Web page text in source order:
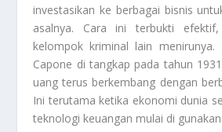
investasikan ke berbagai bisnis
asalnya. Cara ini terbukti efektif,
kelompok kriminal lain menirunya.
Capone di tangkap pada tahun
uang terus berkembang dengan
Ini terutama ketika ekonomi dunia
teknologi keuangan mulai di